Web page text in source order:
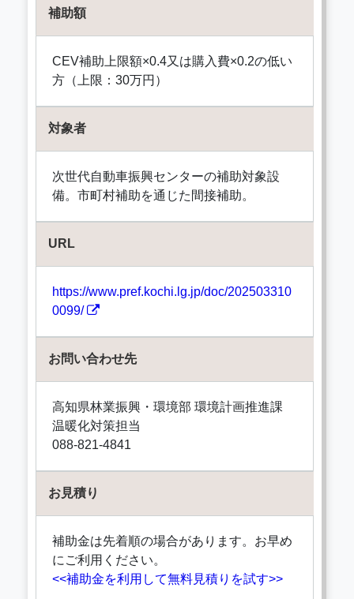
補助額
CEV補助上限額×0.4又は購入費×0.2の低い
方（上限：30万円）
対象者
次世代自動車振興センターの補助対象設
備。市町村補助を通じた間接補助。
URL
https://www.pref.kochi.lg.jp/doc/202503310
0099/
お問い合わせ先
高知県林業振興・環境部 環境計画推進課
温暖化対策担当
088-821-4841
お見積り
補助金は先着順の場合があります。お早め
にご利用ください。
<<補助金を利用して無料見積りを試す>>